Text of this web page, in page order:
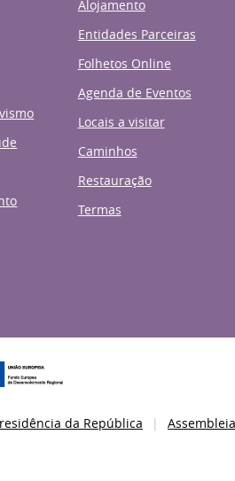
Alojamento
Entidades Parceiras
Folhetos Online
Agenda de Eventos
Locais a visitar
Caminhos
Restauração
Termas
da República